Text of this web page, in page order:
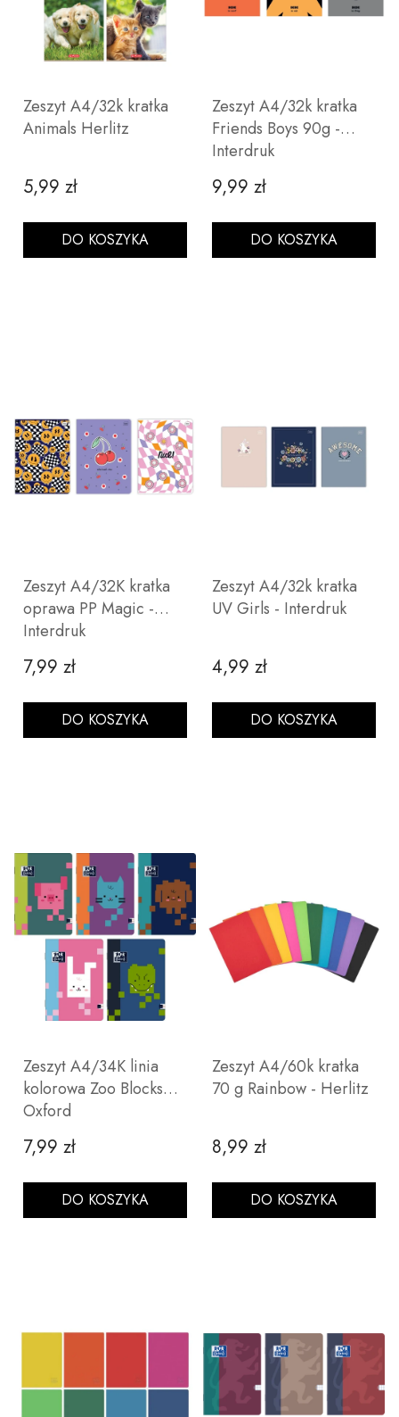
Zeszyt A4/32k kratka
Animals Herlitz
Cena
5,99 zł
DO KOSZYKA
Zeszyt A4/32k kratka
Friends Boys 90g -
Interdruk
Cena
9,99 zł
DO KOSZYKA
Zeszyt A4/32K kratka
oprawa PP Magic -
Interdruk
Cena
7,99 zł
DO KOSZYKA
Zeszyt A4/32k kratka
UV Girls - Interdruk
Cena
4,99 zł
DO KOSZYKA
Zeszyt A4/34K linia
kolorowa Zoo Blocks
Oxford
Cena
7,99 zł
DO KOSZYKA
Zeszyt A4/60k kratka
70 g Rainbow - Herlitz
Cena
8,99 zł
DO KOSZYKA